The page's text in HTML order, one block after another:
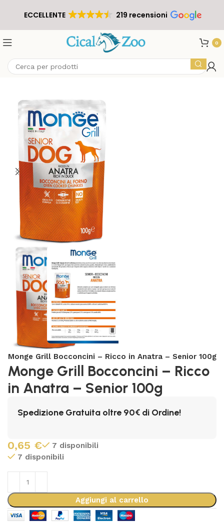
ECCELLENTE 219 recensioni
0
Monge Grill Bocconcini – Ricco in Anatra – Senior 100g
Monge Grill Bocconcini – Ricco
in Anatra – Senior 100g
Spedizione Gratuita oltre 90€ di Ordine!
0,65 €
7 disponibili
7 disponibili
Aggiungi al carrello